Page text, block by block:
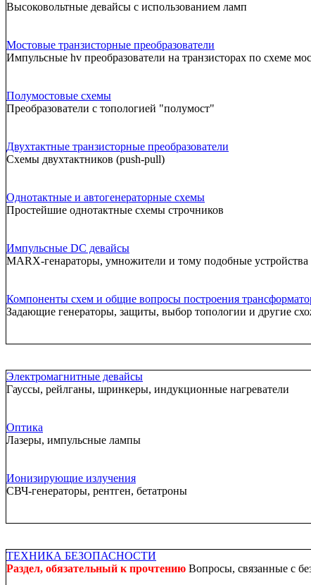
Высоковольтные девайсы с использованием ламп
Мостовые транзисторные преобразователи
Импульсные hv преобразователи на транзисторах по схеме
Полумостовые схемы
Преобразователи с топологией "полумост"
Двухтактные транзисторные преобразователи
Схемы двухтактников (push-pull)
Однотактные и автогенераторные схемы
Простейшие однотактные схемы строчников
Импульсные DC девайсы
MARX-генараторы, умножители и тому подобные устройства
Компоненты схем и общие вопросы построения
Задающие генераторы, защиты, выбор топологии и другие
Электромагнитные девайсы
Гауссы, рейлганы, шринкеры, индукционные нагреватели
Оптика
Лазеры, импульсные лампы
Ионизирующие излучения
СВЧ-генераторы, рентген, бетатроны
ТЕХНИКА БЕЗОПАСНОСТИ
Раздел, обязательный к прочтению Вопросы, связанные с